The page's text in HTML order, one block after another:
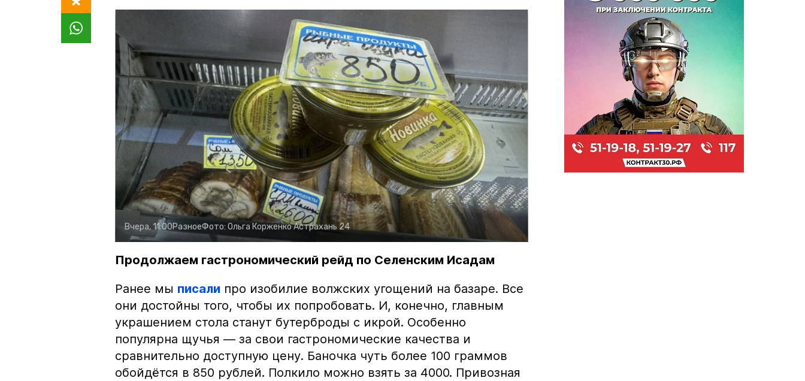
Вчера, 11:00РазноеФото: Ольга КорженкоАстрахань 24
Продолжаем гастрономический рейд по Селенским Исадам
Ранее мы писали про изобилие волжских угощений на базаре. Все
они достойны того, чтобы их попробовать. И, конечно, главным
украшением стола станут бутерброды с икрой. Особенно
популярна щучья — за свои гастрономические качества и
сравнительно доступную цену. Баночка чуть более 100 граммов
обойдётся в 850 рублей. Полкило можно взять за 4000. Привозная